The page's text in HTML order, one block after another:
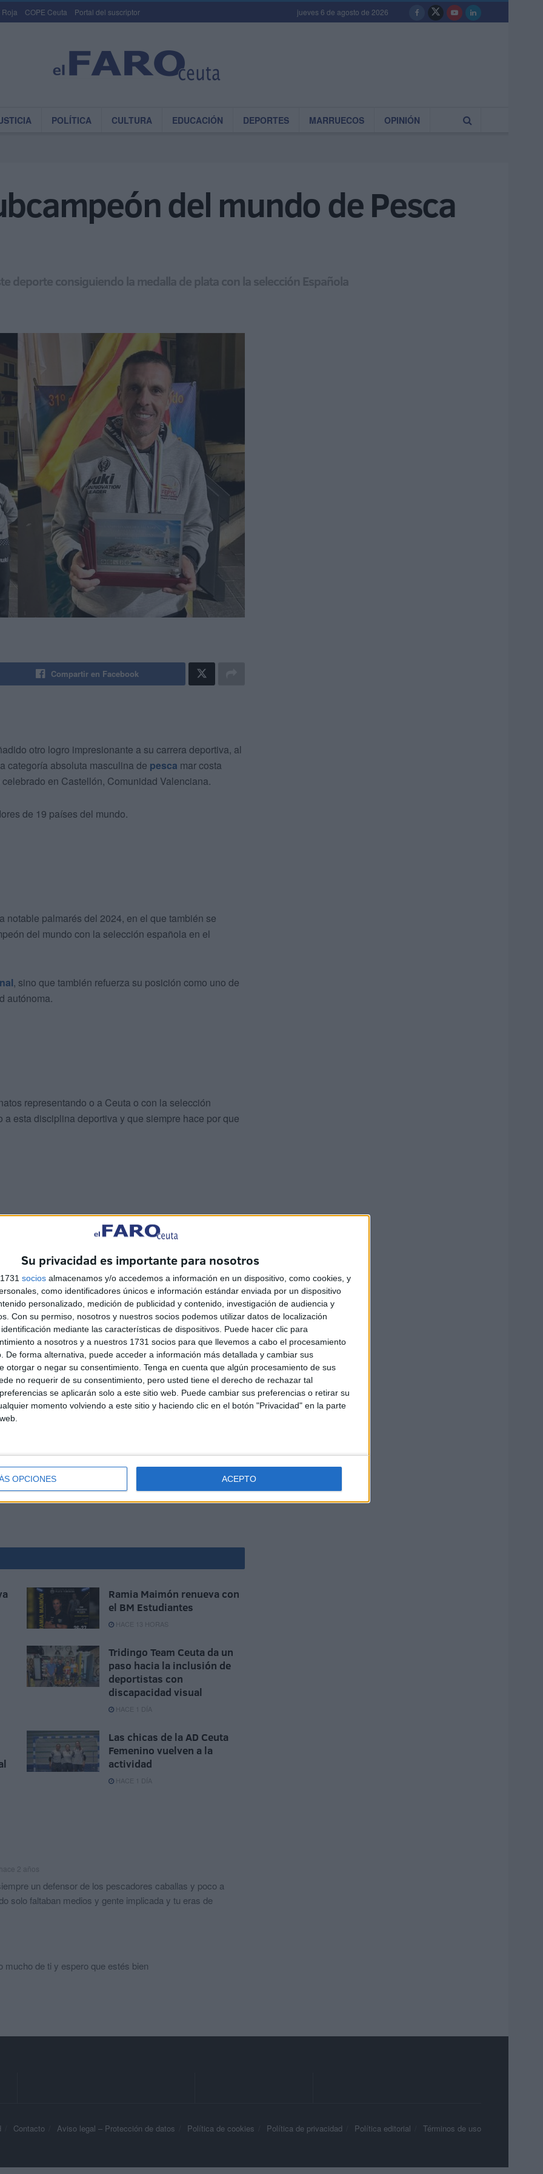
Su privacidad es importante para nosotros
socios almacenamos y/o accedemos a información en un dispositivo, como cookies, y
como identificadores únicos e información estándar enviada por un dispositivo
personalizado, medición de publicidad y contenido, investigación de audiencia y
Con su permiso, nosotros y nuestros socios podemos utilizar datos de localización
mediante las características de dispositivos. Puede hacer clic para
a nosotros y a nuestros 1731 socios para que llevemos a cabo el procesamiento
De forma alternativa, puede acceder a información más detallada y cambiar sus
otorgar o negar su consentimiento. Tenga en cuenta que algún procesamiento de sus
no requerir de su consentimiento, pero usted tiene el derecho de rechazar tal
se aplicarán solo a este sitio web. Puede cambiar sus preferencias o retirar su
momento volviendo a este sitio y haciendo clic en el botón "Privacidad" en la parte
OPCIONES ACEPTO
Roja COPE Ceuta Portal del suscriptor jueves 6 de agosto de 2026
POLÍTICA CULTURA EDUCACIÓN DEPORTES MARRUECOS OPINIÓN
del mundo de Pesca
deporte consiguiendo la medalla de plata con la selección Española
Compartir en Facebook
otro logro impresionante a su carrera deportiva, al
categoría absoluta masculina de pesca mar costa
en Castellón, Comunidad Valenciana.
de 19 países del mundo.
notable palmarés del 2024, en el que también se
del mundo con la selección española en el
, sino que también refuerza su posición como uno de
autónoma.
representando o a Ceuta o con la selección
esta disciplina deportiva y que siempre hace por que
en su palmarés como deportista llegando a la cima
hace gala de su mejor habilidad con la caña de
las diferentes que tiene la ciudad para pescar y
con el título del mundo representando a España en
junto con sus compañeros ganaron el oro en el
se impusieron a Portugal e Italia.
Rafa Molina y Moncho Furrasola que junto a la
mundo en esta modalidad de pesca y en la que ahora
Ramia Maimón renueva con
el BM Estudiantes
HACE 13 HORAS
Tridingo Team Ceuta da un
paso hacia la inclusión de
deportistas con
discapacidad visual
HACE 1 DÍA
Las chicas de la AD Ceuta
Femenino vuelven a la
actividad
HACE 1 DÍA
hace 2 años
un defensor de los pescadores caballas y poco a
solo faltaban medios y gente implicada y tu eras de
de ti y espero que estés bien
Contacto Aviso legal – Protección de datos Política de cookies Política de privacidad Política editorial Términos de uso